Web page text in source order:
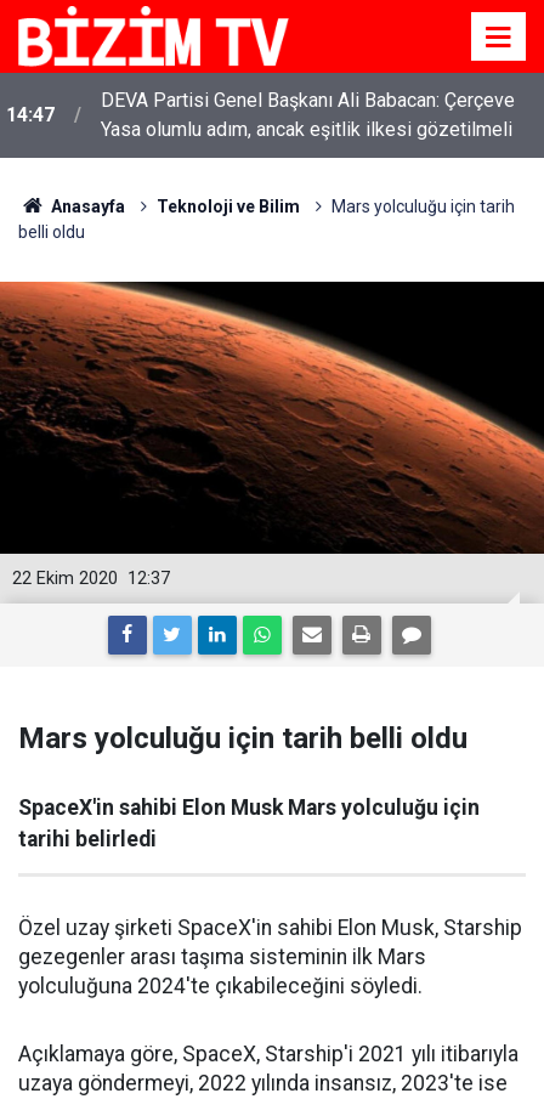
14:47
DEVA Partisi Genel Başkanı Ali Babacan: Çerçeve
Yasa olumlu adım, ancak eşitlik ilkesi gözetilmeli
Anasayfa Teknoloji ve Bilim
Mars yolculuğu için tarih
belli oldu
12:37
22 Ekim 2020
Mars yolculuğu için tarih belli oldu
SpaceX'in sahibi Elon Musk Mars yolculuğu için
tarihi belirledi
Özel uzay şirketi SpaceX'in sahibi Elon Musk, Starship
gezegenler arası taşıma sisteminin ilk Mars
yolculuğuna 2024'te çıkabileceğini söyledi.
Açıklamaya göre, SpaceX, Starship'i 2021 yılı itibarıyla
uzaya göndermeyi, 2022 yılında insansız, 2023'te ise